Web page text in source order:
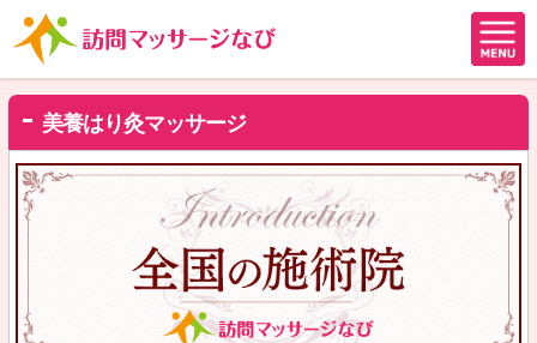
美養はり灸マッサージ